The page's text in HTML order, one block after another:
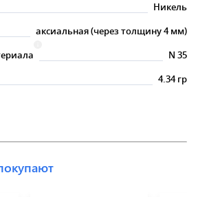
Никель
аксиальная (через толщину 4 мм)
N 35
4.34 гр